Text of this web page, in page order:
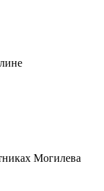
Могилева